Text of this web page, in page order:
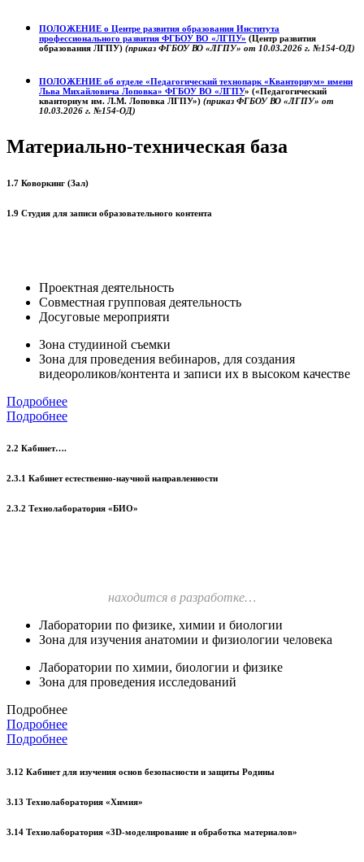
ПОЛОЖЕНИЕ о Центре развития образования Института
профессионального развития ФГБОУ ВО «ЛГПУ» (Центр развития
образования ЛГПУ) (приказ ФГБОУ ВО «ЛГПУ» от 10.03.2026 г. №154-ОД)
ПОЛОЖЕНИЕ об отделе «Педагогический технопарк «Кванториум» имени
Льва Михайловича Лоповка» ФГБОУ ВО «ЛГПУ» («Педагогический
кванториум им. Л.М. Лоповка ЛГПУ») (приказ ФГБОУ ВО «ЛГПУ» от
10.03.2026 г. №154-ОД)
Материально-техническая база
1.7 Коворкинг (Зал)
1.9 Студия для записи образовательного контента
Проектная деятельность
Совместная групповая деятельность
Досуговые мероприяти
Зона студииной съемки
Зона для проведения вебинаров, для создания
видеороликов/контента и записи их в высоком качестве
Подробнее
Подробнее
2.2 Кабинет….
2.3.1 Кабинет естественно-научной направленности
2.3.2 Технолаборатория «БИО»
находится в разработке…
Лаборатории по физике, химии и биологии
Зона для изучения анатомии и физиологии человека
Лаборатории по химии, биологии и физике
Зона для проведения исследований
Подробнее
Подробнее
Подробнее
3.12 Кабинет для изучения основ безопасности и защиты Родины
3.13 Технолаборатория «Химия»
3.14 Технолаборатория «3D-моделирование и обработка материалов»